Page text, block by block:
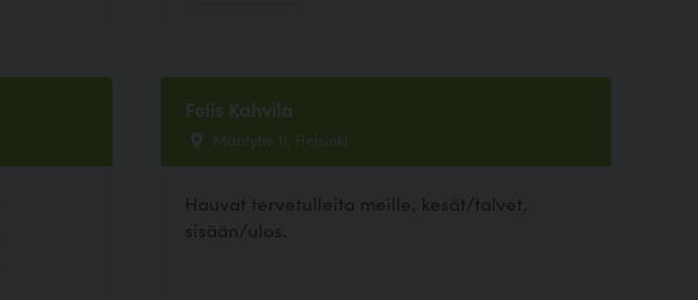
Felis Kahvila
Mäntytie 11, Helsinki
Hauvat tervetulleita meille, kesät/talvet,
sisään/ulos.